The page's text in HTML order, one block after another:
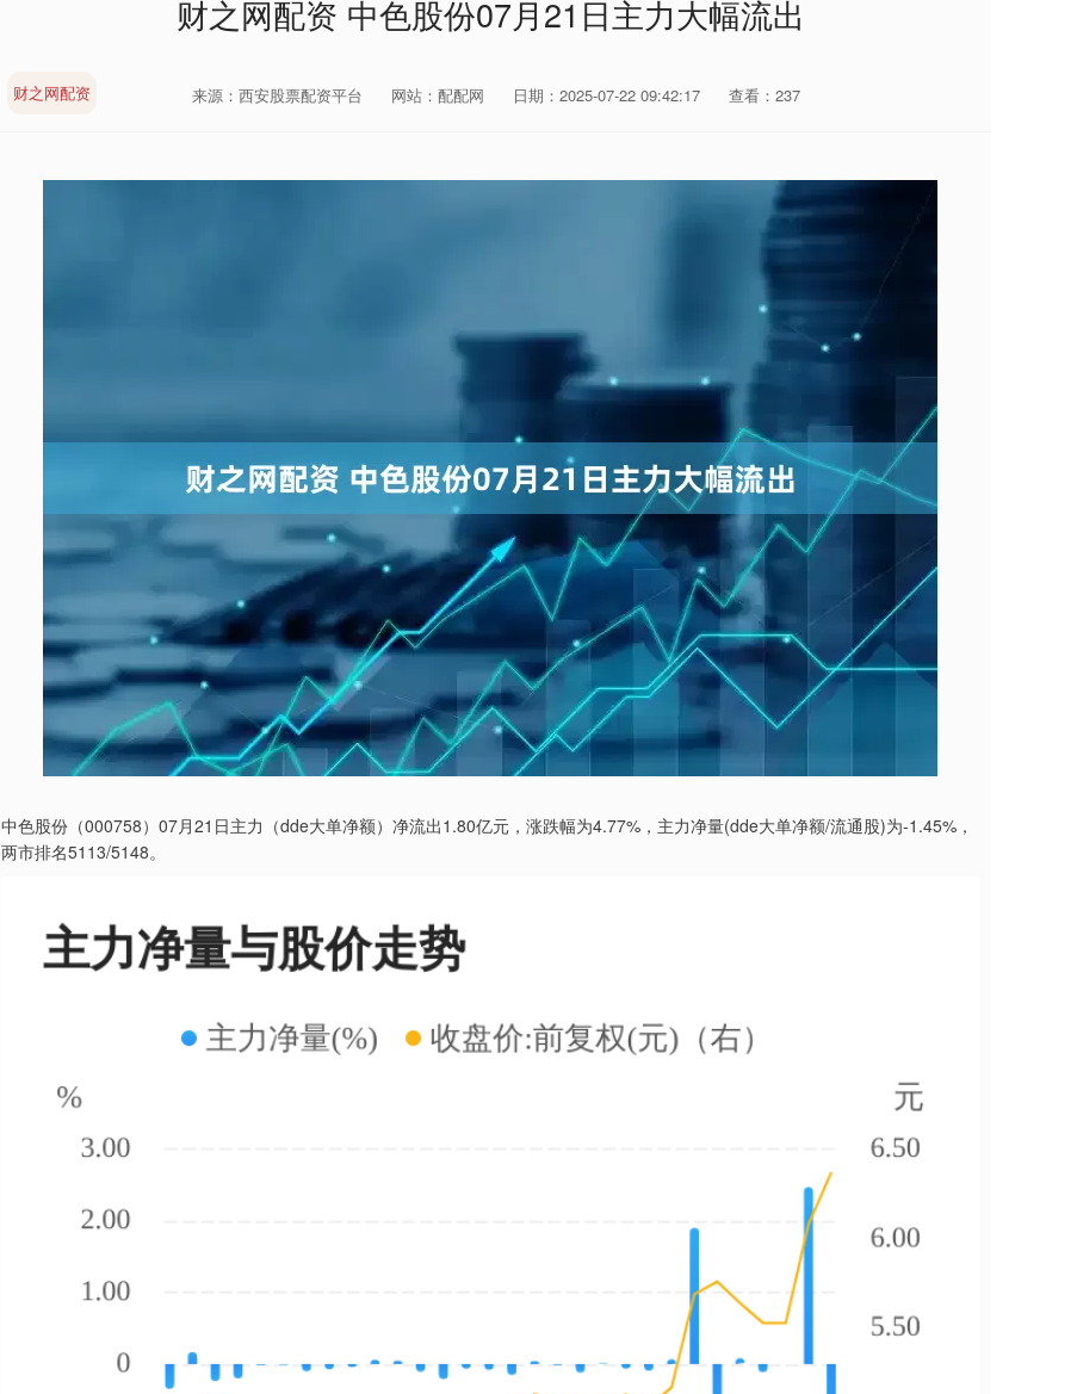
财之网配资 中色股份07月21日主力大幅流出
财之网配资 来源：西安股票配资平台 网站：配配网 日期：2025-07-22 09:42:17 查看：237
中色股份（000758）07月21日主力（dde大单净额）净流出1.80亿元，涨跌幅为4.77%，主力净量(dde大单净额/流通股)为-1.45%，
两市排名5113/5148。